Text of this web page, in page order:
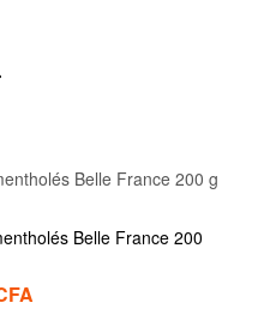
Belle France 200